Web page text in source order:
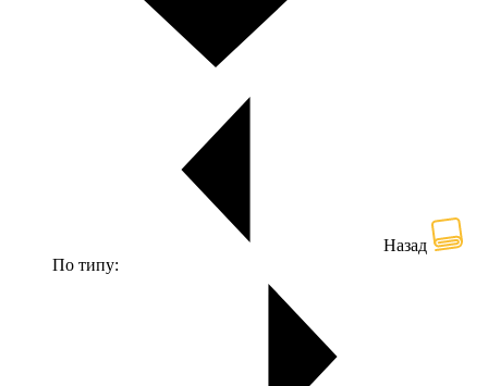
Назад
По типу: